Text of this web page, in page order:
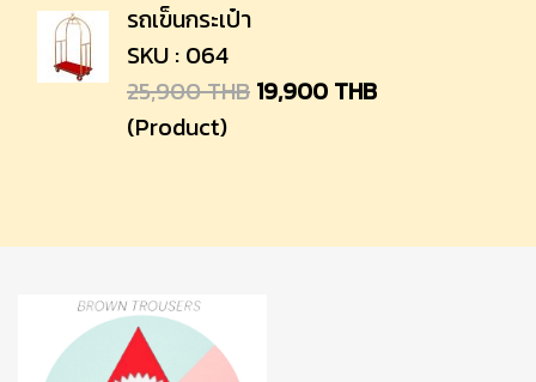
รถเข็นกระเป๋า
SKU : 064
25,900 THB 19,900 THB
(Product)